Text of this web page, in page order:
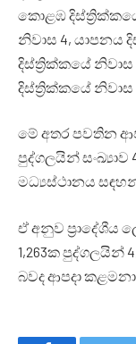
කොළඹ
නිවාස 4, යාපනය
දිස්ත්‍රික්කයේ
දිස්ත්‍රික්කයේ
මේ අතර පවතින
පුද්ගලයින්
මධ්‍යස්ථානය
ඒ අනුව ප්‍රාදේශීය
1,263ක පුද්ගලයින්
බවද ආපදා